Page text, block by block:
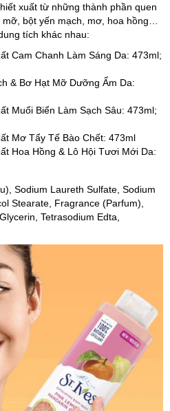
xuất từ những thành phần quen
bột yến mạch, mơ, hoa hồng…
tích khác nhau:
Cam Chanh Làm Sáng Da: 473ml;
& Bơ Hạt Mỡ Dưỡng Ẩm Da:
Muối Biển Làm Sạch Sâu: 473ml;
Mơ Tẩy Tế Bào Chết: 473ml
Hoa Hồng & Lô Hội Tươi Mới Da:
Sodium Laureth Sulfate, Sodium
Stearate, Fragrance (Parfum),
Tetrasodium Edta,